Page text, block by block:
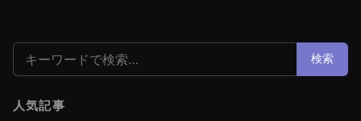
検索: 検索
人気記事